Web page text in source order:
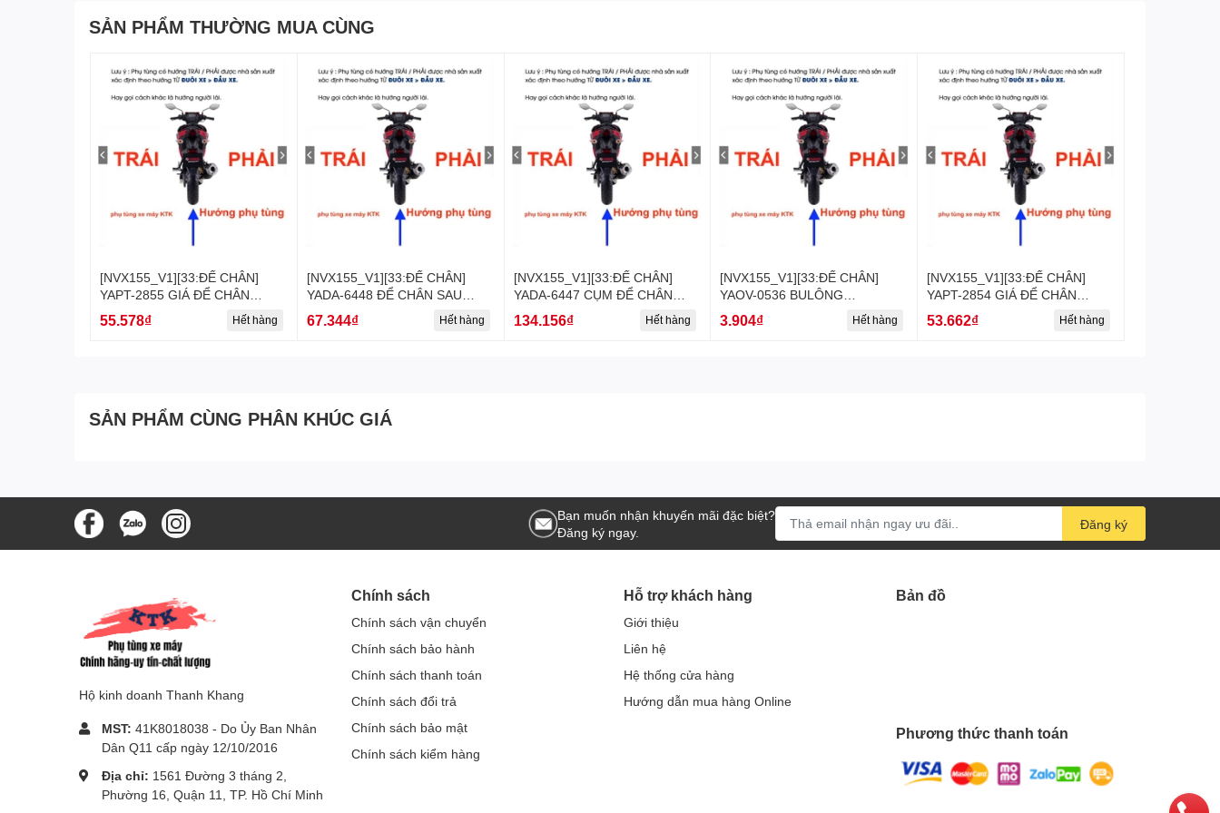
#do_choi_xe_may#phụkiệnyamaha #phụ_kiện_yamaha #phukienyamaha #phu_kien_yamaha#chínhhãngyamaha #chính_hãng_yamaha #chinhhangyamaha #chinh_hang_yamaha
SẢN PHẨM THƯỜNG MUA CÙNG
[NVX155_V1][33:ĐẾ CHÂN]
YAPT-2855 GIÁ ĐỂ CHÂN
NVX155_V1 (43) [Yamaha]
55.578₫ Hết hàng
[NVX155_V1][33:ĐẾ CHÂN]
YADA-6448 ĐỂ CHÂN SAU
PHẢI NVX155_V1 (42)
[Yamaha]
67.344₫ Hết hàng
[NVX155_V1][33:ĐẾ CHÂN]
YADA-6447 CỤM ĐỂ CHÂN
SAU PHẢI NVX155_V1 (41)
[Yamaha]
134.156₫ Hết hàng
[NVX155_V1][33:ĐẾ CHÂN]
YAOV-0536 BULÔNG
NVX155_V1 (40)(48) [Yamaha]
3.904₫ Hết hàng
[NVX155_V1][33:ĐẾ CHÂN]
YAPT-2854 GIÁ ĐỂ CHÂN
NVX155_V1 (35) [Yamaha]
53.662₫ Hết hàng
SẢN PHẨM CÙNG PHÂN KHÚC GIÁ
Bạn muốn nhận khuyến mãi đặc biệt?
Đăng ký ngay.
Đăng ký
Hộ kinh doanh Thanh Khang
MST: 41K8018038 - Do Ủy Ban Nhân
Dân Q11 cấp ngày 12/10/2016
Địa chỉ: 1561 Đường 3 tháng 2,
Phường 16, Quận 11, TP. Hồ Chí Minh
Chính sách
Chính sách vận chuyển
Chính sách bảo hành
Chính sách thanh toán
Chính sách đổi trả
Chính sách bảo mật
Chính sách kiểm hàng
Hỗ trợ khách hàng
Giới thiệu
Liên hệ
Hệ thống cửa hàng
Hướng dẫn mua hàng Online
Bản đồ
Phương thức thanh toán